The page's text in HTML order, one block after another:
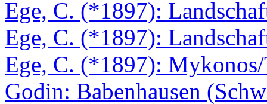
Ege, C. (*1897):
Ege, C. (*1897):
Ege, C. (*1897):
Godin: Babenhausen